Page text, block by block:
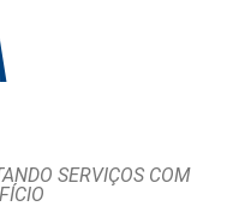
SERVIÇOS COM